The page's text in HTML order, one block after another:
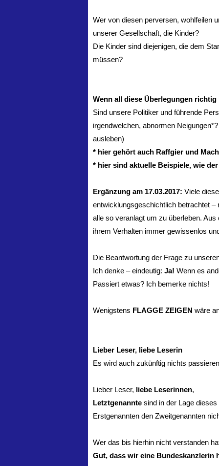
Wer von diesen perversen, wohlfeilen
unserer Gesellschaft, die Kinder?
Die Kinder sind diejenigen, die dem
müssen?
Wenn all diese Überlegungen
Sind unsere Politiker und führende
irgendwelchen, abnormen
ausleben)
* hier gehört auch Raffgier und
* hier sind aktuelle Beispiele, wie
Ergänzung am 17.03.2017: Viele
entwicklungsgeschichtlich betrachtet
alle so veranlagt um zu überleben.
ihrem Verhalten immer gewissenlos
Die Beantwortung der Frage zu
Ich denke – eindeutig: Ja! Wenn es
Passiert etwas? Ich bemerke nichts!
Wenigstens FLAGGE ZEIGEN wäre
Lieber Leser, liebe Leserin
Es wird auch zukünftig nichts
Lieber Leser, liebe Leserinnen,
Letztgenannte sind in der Lage
Erstgenannten den Zweitgenannten
Wer das bis hierhin nicht verstanden
Gut, dass wir eine Bundeskanzlerin